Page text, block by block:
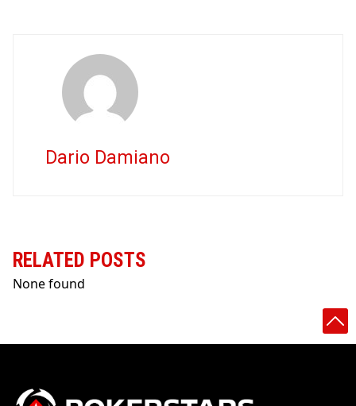
Dario Damiano
RELATED POSTS
None found